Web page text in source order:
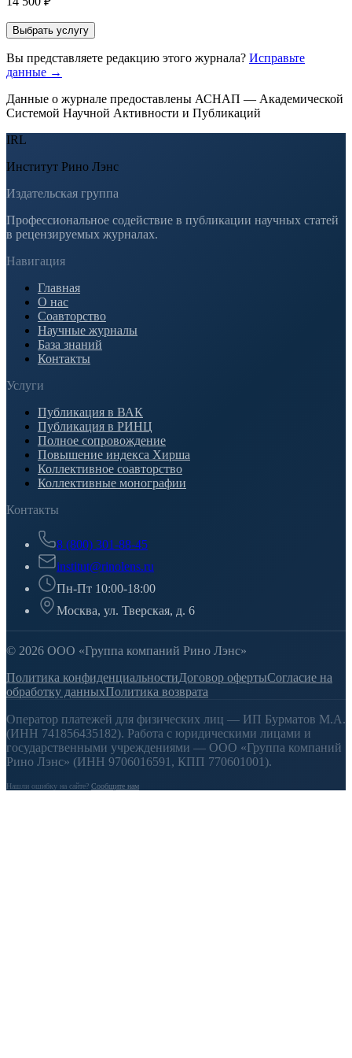
Выбрать услугу
Вы представляете редакцию этого журнала? Исправьте
данные →
Данные о журнале предоставлены АСНАП — Академической
Системой Научной Активности и Публикаций
IRL
Институт Рино Лэнс
Издательская группа
Профессиональное содействие в публикации научных статей
в рецензируемых журналах.
Навигация
Главная
О нас
Соавторство
Научные журналы
База знаний
Контакты
Услуги
Публикация в ВАК
Публикация в РИНЦ
Полное сопровождение
Повышение индекса Хирша
Коллективное соавторство
Коллективные монографии
Контакты
8 (800) 301-88-45
institut@rinolens.ru
Пн-Пт 10:00-18:00
Москва, ул. Тверская, д. 6
© 2026 ООО «Группа компаний Рино Лэнс»
Политика конфиденциальностиДоговор офертыСогласие на
обработку данныхПолитика возврата
Оператор платежей для физических лиц — ИП Бурматов М.А.
(ИНН 741856435182). Работа с юридическими лицами и
государственными учреждениями — ООО «Группа компаний
Рино Лэнс» (ИНН 9706016591, КПП 770601001).
Нашли ошибку на сайте? Сообщите нам